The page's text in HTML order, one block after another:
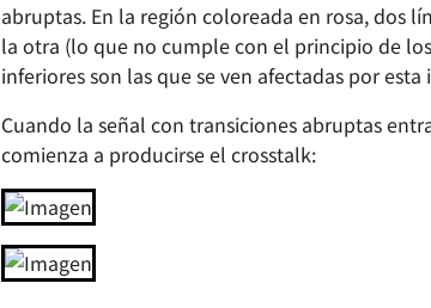
abruptas. En la región coloreada en rosa, dos
la otra (lo que no cumple con el principio de
inferiores son las que se ven afectadas por
Cuando la señal con transiciones abruptas
comienza a producirse el crosstalk: